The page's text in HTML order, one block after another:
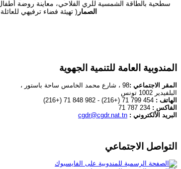
سطحية بالطاقة الشمسية للري الفلاحي، معاينة روضة
الصمار ( تهيئة فضاء ترفيهي
المندوبية العامة للتنمية الجهوية
المقر الاجتماعي :
98 ، شارع محمد الخامس ساحة باستور ،
البلفيدير 1002 تونس
الهاتف :
الفاكس :
البريد الألكتروني : cgdr@cgdr.nat.tn
التواصل الاجتماعي